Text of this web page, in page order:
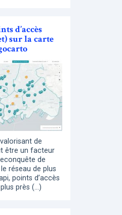
d’accès
sur la carte
de
être un facteur
de
le réseau de plus
points d’accès
près (…)